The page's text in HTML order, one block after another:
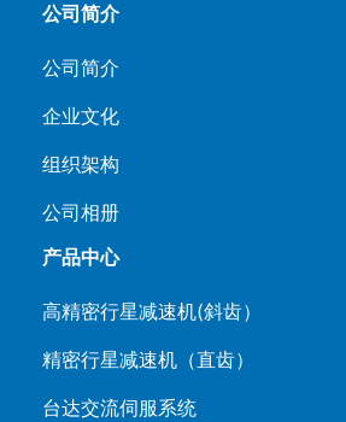
公司简介
公司简介
企业文化
组织架构
公司相册
产品中心
高精密行星减速机(斜齿）
精密行星减速机（直齿）
台达交流伺服系统